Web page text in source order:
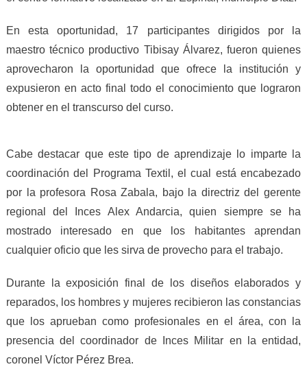
En esta oportunidad, 17 participantes dirigidos por la
maestro técnico productivo Tibisay Álvarez, fueron quienes
aprovecharon la oportunidad que ofrece la institución y
expusieron en acto final todo el conocimiento que lograron
obtener en el transcurso del curso.
Cabe destacar que este tipo de aprendizaje lo imparte la
coordinación del Programa Textil, el cual está encabezado
por la profesora Rosa Zabala, bajo la directriz del gerente
regional del Inces Alex Andarcia, quien siempre se ha
mostrado interesado en que los habitantes aprendan
cualquier oficio que les sirva de provecho para el trabajo.
Durante la exposición final de los diseños elaborados y
reparados, los hombres y mujeres recibieron las constancias
que los aprueban como profesionales en el área, con la
presencia del coordinador de Inces Militar en la entidad,
coronel Víctor Pérez Brea.